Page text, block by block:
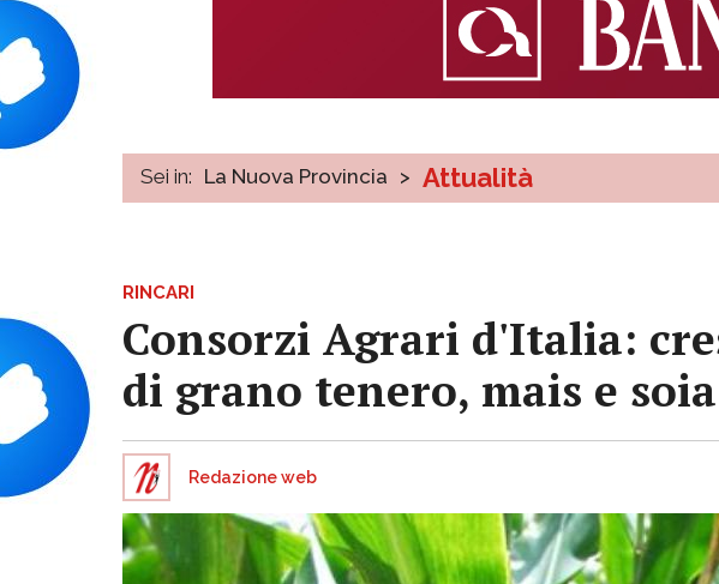
Sei in: La Nuova Provincia > Attualità
RINCARI
Consorzi Agrari d'Italia:
di grano tenero, mais e soia
Redazione web